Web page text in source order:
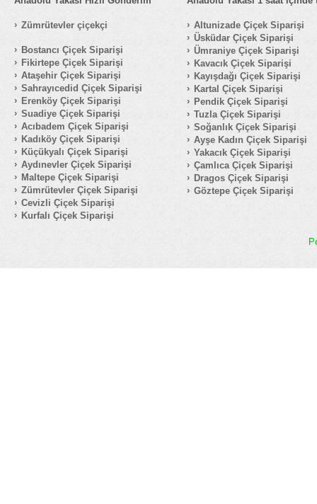
Zümrütevler çiçekçi
Bostancı Çiçek Siparişi
Fikirtepe Çiçek Siparişi
Ataşehir Çiçek Siparişi
Sahrayıcedid Çiçek Siparişi
Erenköy Çiçek Siparişi
Suadiye Çiçek Siparişi
Acıbadem Çiçek Siparişi
Kadıköy Çiçek Siparişi
Küçükyalı Çiçek Siparişi
Aydınevler Çiçek Siparişi
Maltepe Çiçek Siparişi
Zümrütevler Çiçek Siparişi
Cevizli Çiçek Siparişi
Kurfalı Çiçek Siparişi
Altunizade Çiçek Siparişi
Üsküdar Çiçek Siparişi
Ümraniye Çiçek Siparişi
Kavacık Çiçek Siparişi
Kayışdağı Çiçek Siparişi
Kartal Çiçek Siparişi
Pendik Çiçek Siparişi
Tuzla Çiçek Siparişi
Soğanlık Çiçek Siparişi
Ayşe Kadın Çiçek Siparişi
Yakacık Çiçek Siparişi
Çamlıca Çiçek Siparişi
Dragos Çiçek Siparişi
Göztepe Çiçek Siparişi